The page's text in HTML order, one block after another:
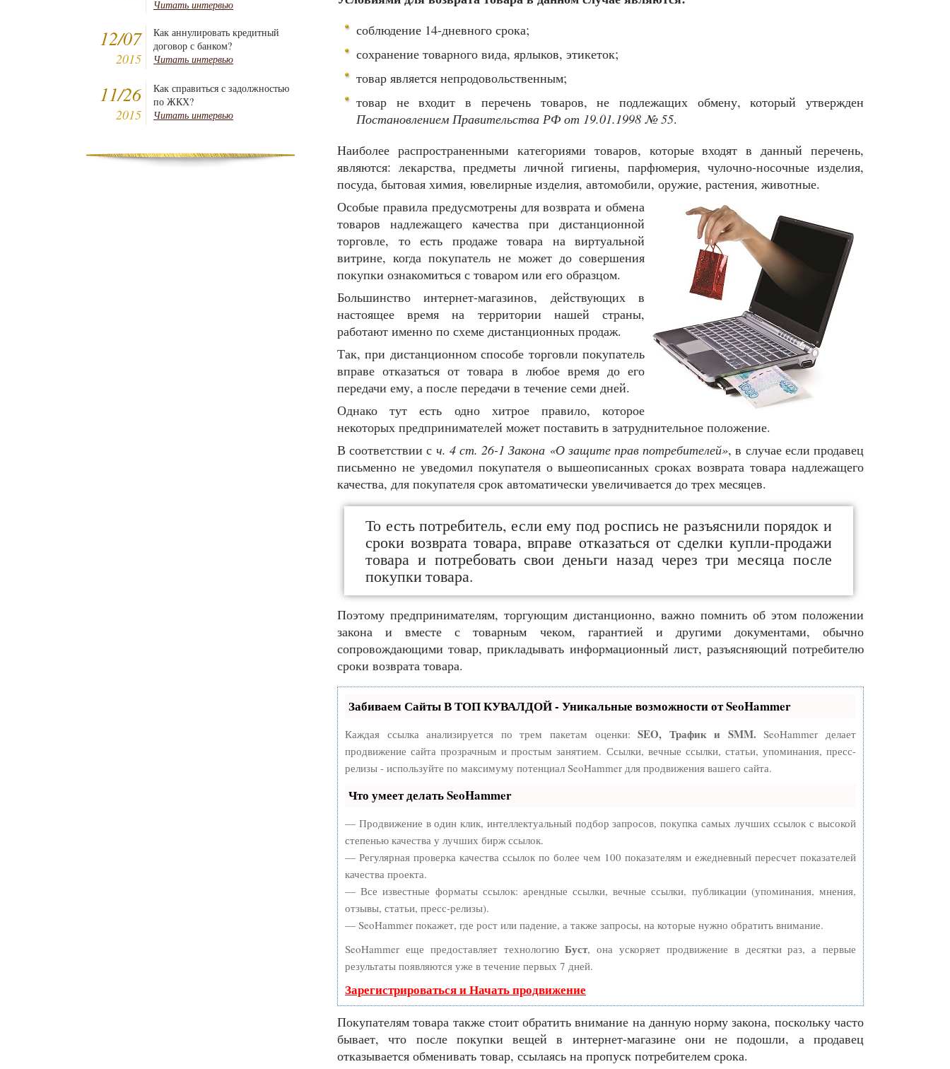
Читать интервью
12/07
2015
Как аннулировать кредитный
договор с банком?
Читать интервью
11/26
2015
Как справиться с задолжностью
по ЖКХ?
Читать интервью
соблюдение 14-дневного срока;
сохранение товарного вида, ярлыков, этикеток;
товар является непродовольственным;
товар не входит в перечень товаров, не подлежащих обмену, который утвержден
Постановлением Правительства РФ от 19.01.1998 № 55.
Наиболее распространенными категориями товаров, которые входят в данный перечень,
являются: лекарства, предметы личной гигиены, парфюмерия, чулочно-носочные изделия,
посуда, бытовая химия, ювелирные изделия, автомобили, оружие, растения, животные.
Особые правила предусмотрены для возврата и обмена
товаров надлежащего качества при дистанционной
торговле, то есть продаже товара на виртуальной
витрине, когда покупатель не может до совершения
покупки ознакомиться с товаром или его образцом.
Большинство интернет-магазинов, действующих в
настоящее время на территории нашей страны,
работают именно по схеме дистанционных продаж.
Так, при дистанционном способе торговли покупатель
вправе отказаться от товара в любое время до его
передачи ему, а после передачи в течение семи дней.
Однако тут есть одно хитрое правило, которое
некоторых предпринимателей может поставить в затруднительное положение.
В соответствии с ч. 4 ст. 26-1 Закона «О защите прав потребителей», в случае если продавец
письменно не уведомил покупателя о вышеописанных сроках возврата товара надлежащего
качества, для покупателя срок автоматически увеличивается до трех месяцев.
То есть потребитель, если ему под роспись не разъяснили порядок и
сроки возврата товара, вправе отказаться от сделки купли-продажи
товара и потребовать свои деньги назад через три месяца после
покупки товара.
Поэтому предпринимателям, торгующим дистанционно, важно помнить об этом положении
закона и вместе с товарным чеком, гарантией и другими документами, обычно
сопровождающими товар, прикладывать информационный лист, разъясняющий потребителю
сроки возврата товара.
Забиваем Сайты В ТОП КУВАЛДОЙ - Уникальные возможности от SeoHammer
Каждая ссылка анализируется по трем пакетам оценки:SEO, Трафик и SMM. SeoHammer делает
продвижение сайта прозрачным и простым занятием. Ссылки, вечные ссылки, статьи, упоминания, пресс-
релизы - используйте по максимуму потенциал SeoHammer для продвижения вашего сайта.
Что умеет делать SeoHammer
— Продвижение в один клик, интеллектуальный подбор запросов, покупка самых лучших ссылок с высокой
степенью качества у лучших бирж ссылок.
— Регулярная проверка качества ссылок по более чем 100 показателям и ежедневный пересчет показателей
качества проекта.
— Все известные форматы ссылок: арендные ссылки, вечные ссылки, публикации (упоминания, мнения,
отзывы, статьи, пресс-релизы).
— SeoHammer покажет, где рост или падение, а также запросы, на которые нужно обратить внимание.
SeoHammer еще предоставляет технологиюБуст, она ускоряет продвижение в десятки раз, а первые
результаты появляются уже в течение первых 7 дней.
Зарегистрироваться и Начать продвижение
Покупателям товара также стоит обратить внимание на данную норму закона, поскольку часто
бывает, что после покупки вещей в интернет-магазине они не подошли, а продавец
отказывается обменивать товар, ссылаясь на пропуск потребителем срока.